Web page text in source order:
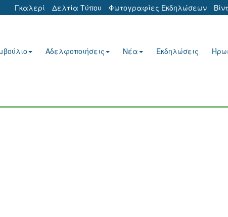
Γκαλερί Δελτία Τύπου Φωτογραφίες Εκδηλώσεων
Αδελφοποιήσεις Νέα Εκδηλώσεις